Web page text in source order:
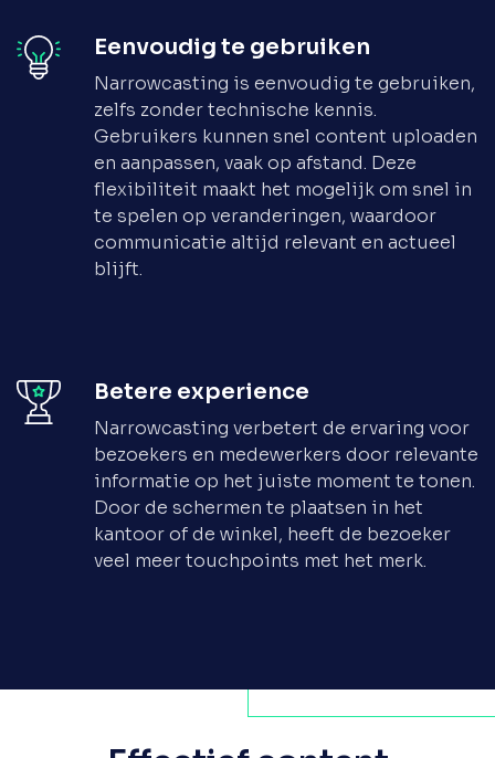
Eenvoudig te gebruiken
Narrowcasting is eenvoudig te gebruiken,
zelfs zonder technische kennis.
Gebruikers kunnen snel content uploaden
en aanpassen, vaak op afstand. Deze
flexibiliteit maakt het mogelijk om snel in
te spelen op veranderingen, waardoor
communicatie altijd relevant en actueel
blijft.
Betere experience
Narrowcasting verbetert de ervaring voor
bezoekers en medewerkers door relevante
informatie op het juiste moment te tonen.
Door de schermen te plaatsen in het
kantoor of de winkel, heeft de bezoeker
veel meer touchpoints met het merk.